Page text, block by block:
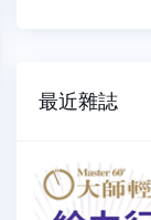
最近雜誌